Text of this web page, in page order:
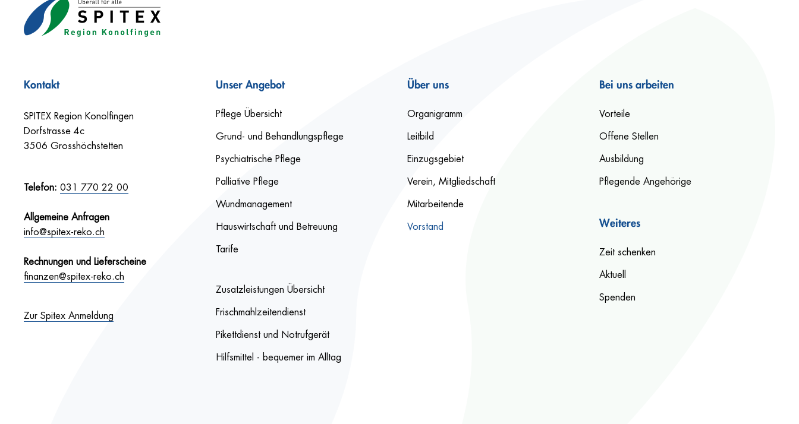
Kontakt
SPITEX Region Konolfingen
Dorfstrasse 4c
3506 Grosshöchstetten
Telefon: 031 770 22 00
Allgemeine Anfragen
info@spitex-reko.ch
Rechnungen und Lieferscheine
finanzen@spitex-reko.ch
Zur Spitex Anmeldung
Unser Angebot
Pflege Übersicht
Grund- und Behandlungspflege
Psychiatrische Pflege
Palliative Pflege
Wundmanagement
Hauswirtschaft und Betreuung
Tarife
Zusatzleistungen Übersicht
Frischmahlzeitendienst
Pikettdienst und Notrufgerät
Hilfsmittel - bequemer im Alltag
Über uns
Organigramm
Leitbild
Einzugsgebiet
Verein, Mitgliedschaft
Mitarbeitende
Vorstand
Bei uns arbeiten
Vorteile
Offene Stellen
Ausbildung
Pflegende Angehörige
Weiteres
Zeit schenken
Aktuell
Spenden